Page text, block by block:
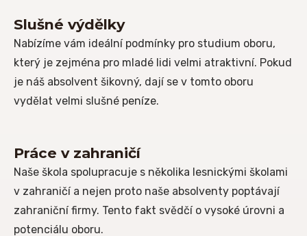
Slušné výdělky
Nabízíme vám ideální podmínky pro studium oboru,
který je zejména pro mladé lidi velmi atraktivní. Pokud
je náš absolvent šikovný, dají se v tomto oboru
vydělat velmi slušné peníze.
Práce v zahraničí
Naše škola spolupracuje s několika lesnickými školami
v zahraničí a nejen proto naše absolventy poptávají
zahraniční firmy. Tento fakt svědčí o vysoké úrovni a
potenciálu oboru.